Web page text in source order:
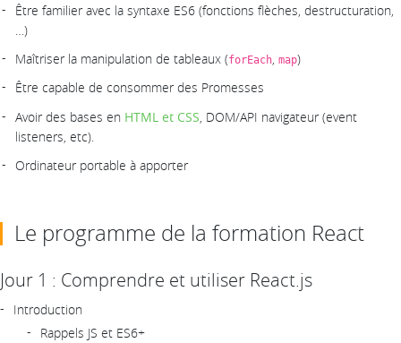
Être familier avec la syntaxe ES6 (fonctions flèches, destructuration,
…)
Maîtriser la manipulation de tableaux (forEach, map)
Être capable de consommer des Promesses
Avoir des bases en HTML et CSS, DOM/API navigateur (event
listeners, etc).
Ordinateur portable à apporter
Le programme de la formation React
Jour 1 : Comprendre et utiliser React.js
Introduction
Rappels JS et ES6+